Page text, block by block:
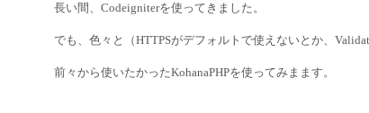
長い間、Codeigniterを使ってきました。
でも、色々と（HTTPSがデフォルトで使えないとか、
前々から使いたかったKohanaPHPを使ってみまます。